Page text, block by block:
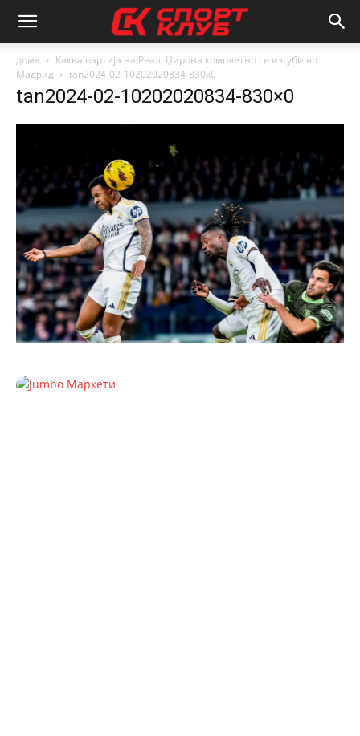
дома
Каква партија на Реал: Џирона комплетно се изгуби во
Мадрид
tan2024-02-10202020834-830x0
tan2024-02-10202020834-830×0